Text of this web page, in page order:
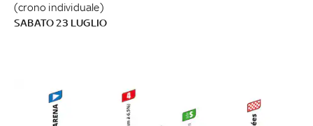
(crono individuale)
SABATO 23 LUGLIO